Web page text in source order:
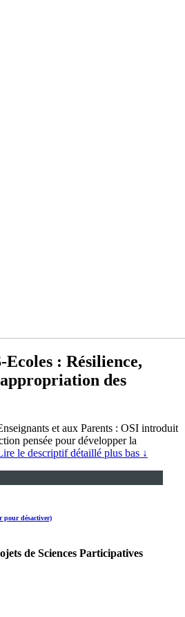
: Résilience,
des
et aux Parents : OSI introduit
pensée pour développer la
le descriptif détaillé plus bas ↓
pour désactiver)
de Sciences Participatives